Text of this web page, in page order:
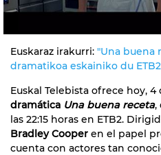
Euskaraz irakurri: "Una buena
dramatikoa eskainiko du
Euskal Telebista ofrece hoy, 4
dramática Una buena receta,
las 22:15 horas en ETB2.
Bradley Cooper en el papel
cuenta con actores tan